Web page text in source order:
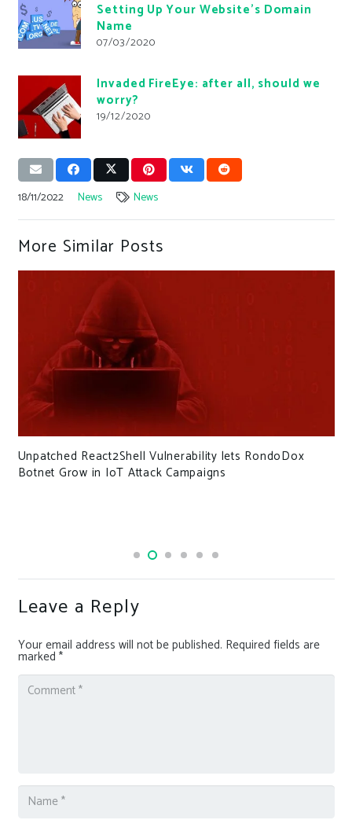
Setting Up Your Website’s Domain
Name
07/03/2020
Invaded FireEye: after all, should we
worry?
19/12/2020
18/11/2022 News News
More Similar Posts
Unpatched React2Shell Vulnerability lets RondoDox
Botnet Grow in IoT Attack Campaigns
Leave a Reply
Your email address will not be published. Required fields are
marked *